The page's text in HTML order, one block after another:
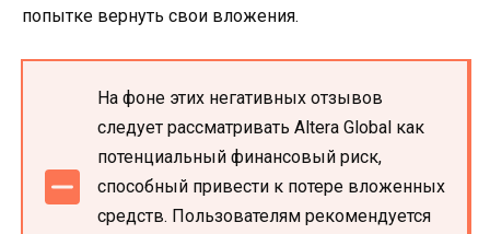
попытке вернуть свои вложения.
На фоне этих негативных отзывов
следует рассматривать Altera Global как
потенциальный финансовый риск,
способный привести к потере вложенных
средств. Пользователям рекомендуется